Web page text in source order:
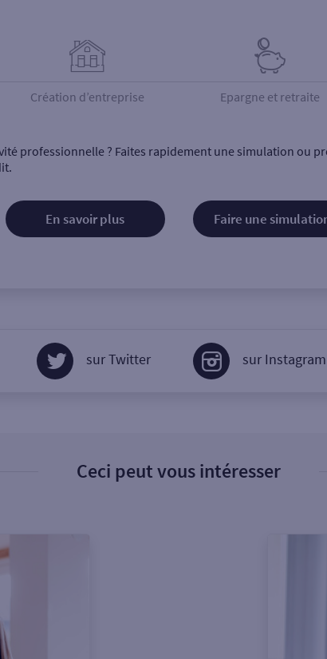
professionnelle ? Faites rapidement une simulation ou
En savoir plus Faire une
Création d’entreprise Epargne et retraite
sur Twitter sur Instagram
Ceci peut vous intéresser